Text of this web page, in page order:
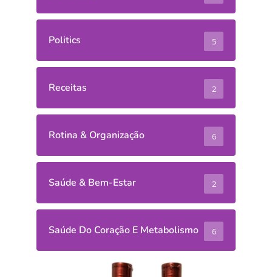
Politics 5
Receitas 2
Rotina & Organização 6
Saúde & Bem-Estar 2
Saúde Do Coração E Metabolismo 6